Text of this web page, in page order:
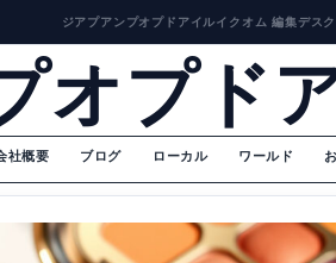
ジアプアンプオプドアイルイクオム 編集デスク
オプド
社概要 ブログ ローカル ワールド